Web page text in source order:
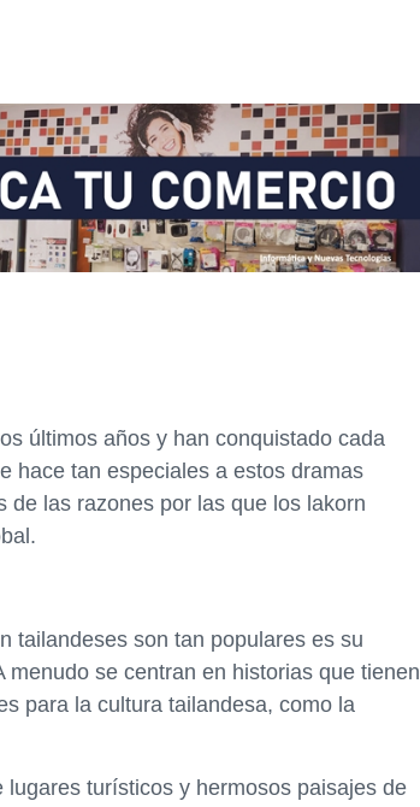
últimos años y han conquistado cada
hace tan especiales a estos dramas
las razones por las que los lakorn
tailandeses son tan populares es su
se centran en historias que tienen
para la cultura tailandesa, como la
turísticos y hermosos paisajes de